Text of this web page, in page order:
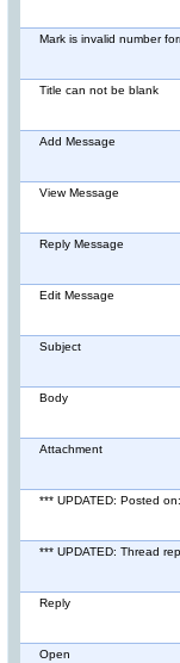
Mark is invalid number
Title can not be blank
Add Message
View Message
Reply Message
Edit Message
Subject
Body
Attachment
*** UPDATED: Posted on:
*** UPDATED: Thread
Reply
Open